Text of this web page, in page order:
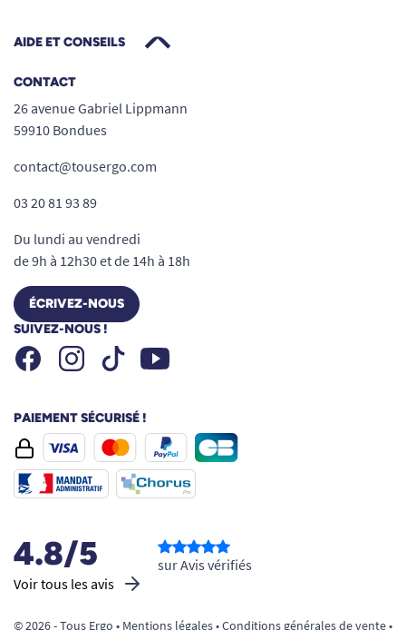
AIDE ET CONSEILS
CONTACT
26 avenue Gabriel Lippmann
59910 Bondues
contact@tousergo.com
03 20 81 93 89
Du lundi au vendredi
de 9h à 12h30 et de 14h à 18h
ÉCRIVEZ-NOUS
SUIVEZ-NOUS !
FacebookInstagramTiktok Youtube
PAIEMENT SÉCURISÉ !
4.8/5
Voir tous les avis
sur Avis vérifiés
© 2026 - Tous Ergo • Mentions légales•Conditions générales de vente•